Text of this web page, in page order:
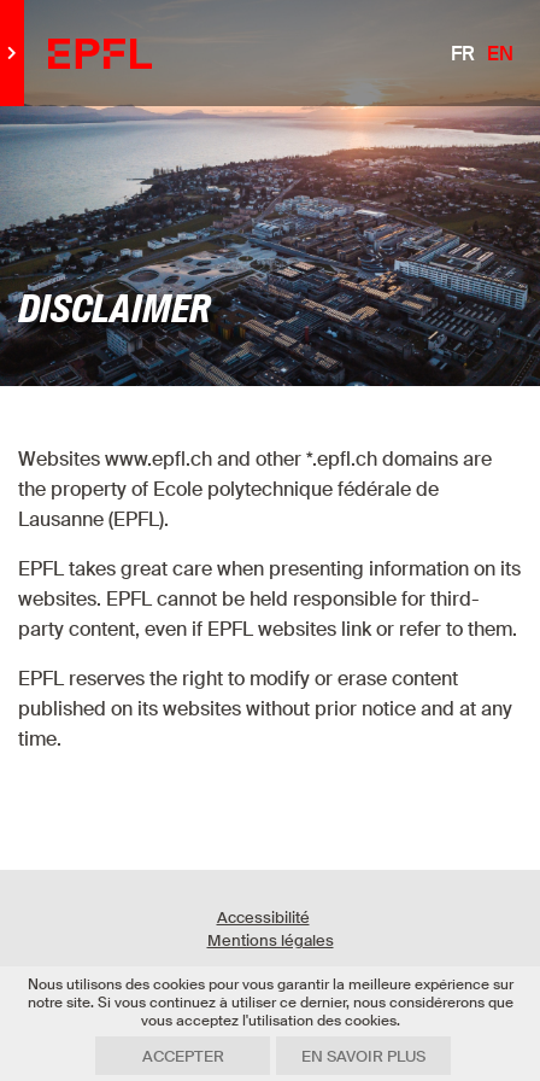
Go to main site FR EN
DISCLAIMER
Websites www.epfl.ch and other *.epfl.ch domains are
the property of Ecole polytechnique fédérale de
Lausanne (EPFL).
EPFL takes great care when presenting information on its
websites. EPFL cannot be held responsible for third-
party content, even if EPFL websites link or refer to them.
EPFL reserves the right to modify or erase content
published on its websites without prior notice and at any
time.
Accessibilité
Mentions légales
Creative CommonsCC BY-SA 4.0license unless specified otherwise.
Nous utilisons des cookies pour vous garantir la meilleure expérience sur
notre site. Si vous continuez à utiliser ce dernier, nous considérerons que
vous acceptez l'utilisation des cookies.
ACCEPTER EN SAVOIR PLUS